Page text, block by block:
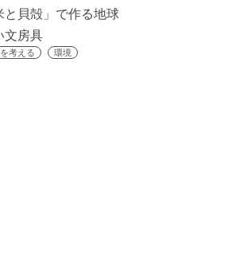
と貝殻」で作る地球
文房具
考える 環境